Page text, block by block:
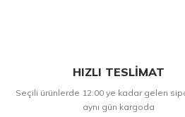
HIZLI TESLİMAT
Seçili ürünlerde 12:00 ye kadar gelen
aynı gün kargoda